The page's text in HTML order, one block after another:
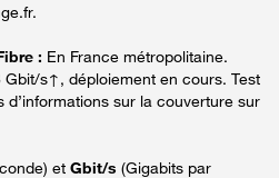
: En France métropolitaine.
Gbit/s↑, déploiement en cours. Test
d’informations sur la couverture sur
et Gbit/s (Gigabits par